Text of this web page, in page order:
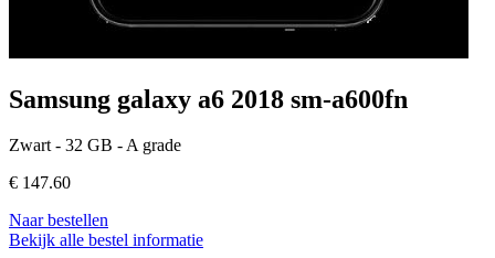
Samsung galaxy a6 2018 sm-a600fn
Zwart - 32 GB - A grade
€ 147.60
Naar bestellen
Bekijk alle bestel informatie